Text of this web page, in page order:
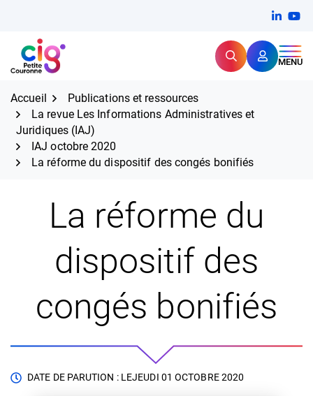
contenu
CIG Petite Couronne RechercherMENU
Expertise et proximité pour
Accueil
Publications et ressources
La revue Les Informations Administratives et
Juridiques (IAJ)
IAJ octobre 2020
La réforme du dispositif des congés bonifiés
La réforme du
dispositif des
congés bonifiés
DATE DE PARUTION : LEJEUDI 01 OCTOBRE 2020